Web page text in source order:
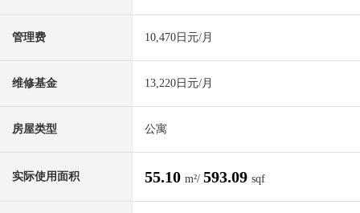
管理费 10,470日元/月
维修基金 13,220日元/月
房屋类型 公寓
实际使用面积 55.10 m²/ 593.09 sqf